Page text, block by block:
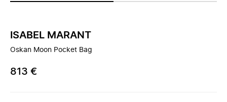
ISABEL MARANT
Oskan Moon Pocket Bag
813 €